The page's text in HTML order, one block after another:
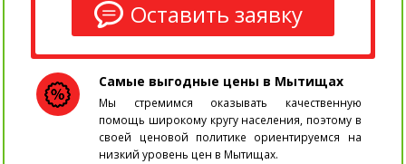
Оставить заявку
Самые выгодные цены в Мытищах
Мы стремимся оказывать качественную
помощь широкому кругу населения, поэтому в
своей ценовой политике ориентируемся на
низкий уровень цен в Мытищах.